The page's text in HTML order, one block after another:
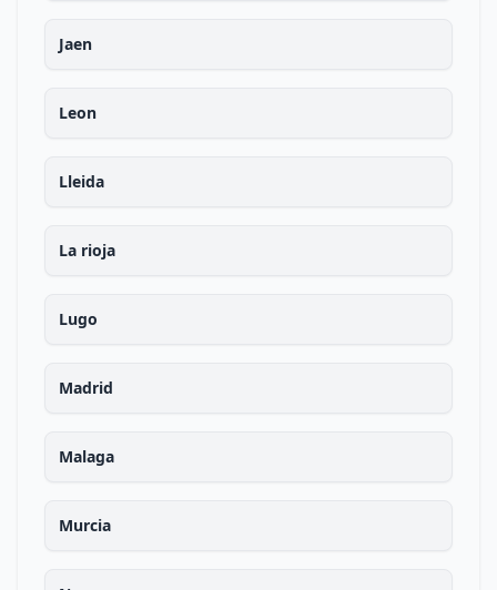
Jaen
Leon
Lleida
La rioja
Lugo
Madrid
Malaga
Murcia